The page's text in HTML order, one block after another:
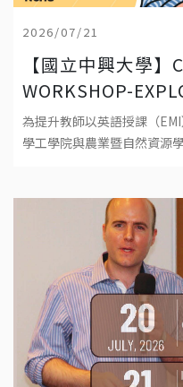
2026/07/21
【國立中興大學】
WORKSHOP-
TEACHING:
AND
可能性
為提升教師以英語授課（
學工學院與農業暨自然資源